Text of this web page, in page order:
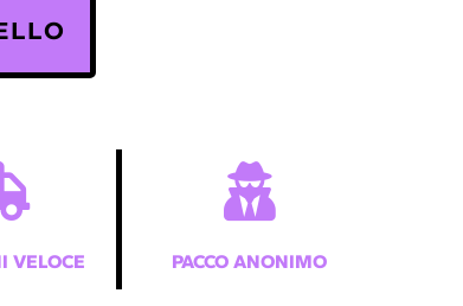
VELOCE PACCO ANONIMO